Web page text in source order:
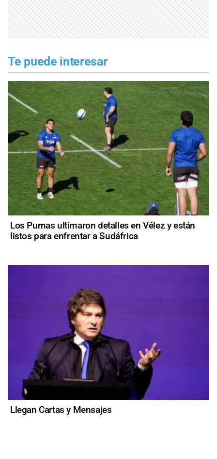
Te puede interesar
Los Pumas ultimaron detalles en Vélez y están
listos para enfrentar a Sudáfrica
Llegan Cartas y Mensajes